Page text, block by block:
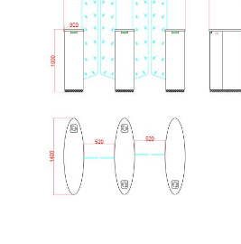
Porte de barrière d'aileron
Tournevis coulissant en verre
Parties de portes à tournevis
Machine de reconnaissance faciale